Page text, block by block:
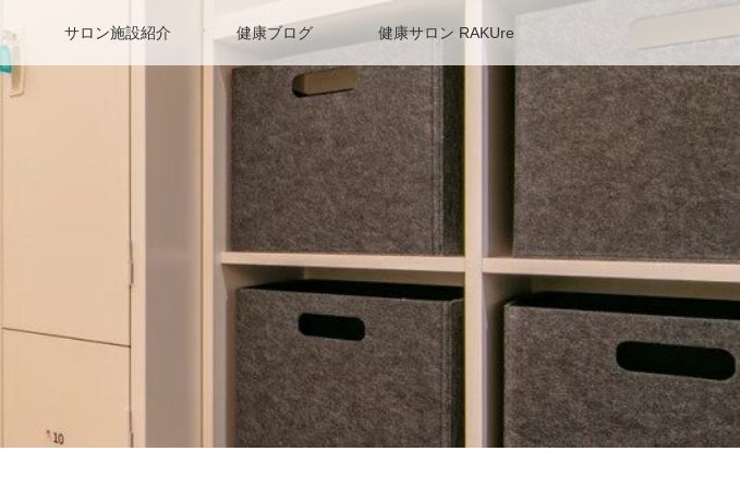
サロン施設紹介 健康ブログ 健康サロン RAKUre